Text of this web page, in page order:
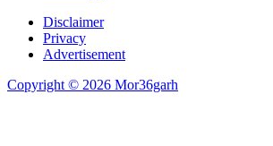
Disclaimer
Privacy
Advertisement
Copyright © 2026 Mor36garh